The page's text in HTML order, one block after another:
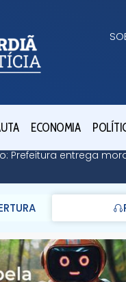
ECONOMIA
Prefeitura entrega